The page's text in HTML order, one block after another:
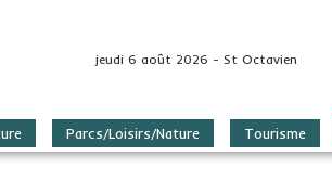
jeudi 6 août 2026 - St Octavien
Parcs/Loisirs/Nature Tourisme